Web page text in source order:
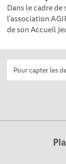
Dans le cadre
l’association
de son Accueil